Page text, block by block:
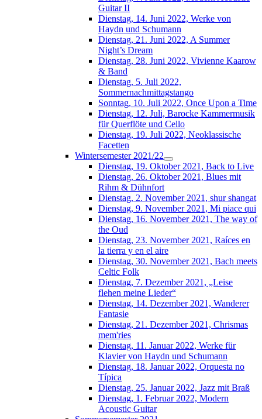
Guitar II
Dienstag, 14. Juni 2022, Werke von
Haydn und Schumann
Dienstag, 21. Juni 2022, A Summer
Night’s Dream
Dienstag, 28. Juni 2022, Vivienne Kaarow
& Band
Dienstag, 5. Juli 2022,
Sommernachmittagstango
Sonntag, 10. Juli 2022, Once Upon a Time
Dienstag, 12. Juli, Barocke Kammermusik
für Querflöte und Cello
Dienstag, 19. Juli 2022, Neoklassische
Facetten
Wintersemester 2021/22
Dienstag, 19. Oktober 2021, Back to Live
Dienstag, 26. Oktober 2021, Blues mit
Rihm & Dühnfort
Dienstag, 2. November 2021, shur shangat
Dienstag, 9. November 2021, Mi piace qui
Dienstag, 16. November 2021, The way of
the Oud
Dienstag, 23. November 2021, Raíces en
la tierra y en el aire
Dienstag, 30. November 2021, Bach meets
Celtic Folk
Dienstag, 7. Dezember 2021, „Leise
flehen meine Lieder“
Dienstag, 14. Dezember 2021, Wanderer
Fantasie
Dienstag, 21. Dezember 2021, Chrismas
mem'ries
Dienstag, 11. Januar 2022, Werke für
Klavier von Haydn und Schumann
Dienstag, 18. Januar 2022, Orquesta no
Típica
Dienstag, 25. Januar 2022, Jazz mit Braß
Dienstag, 1. Februar 2022, Modern
Acoustic Guitar